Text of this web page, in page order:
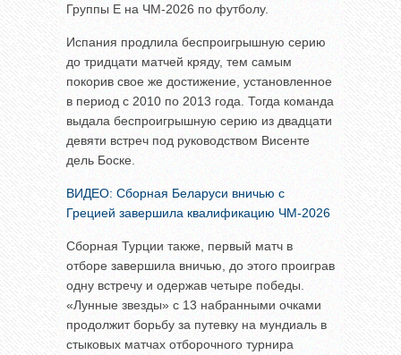
Группы E на ЧМ-2026 по футболу.
Испания продлила беспроигрышную серию
до тридцати матчей кряду, тем самым
покорив свое же достижение, установленное
в период с 2010 по 2013 года. Тогда команда
выдала беспроигрышную серию из двадцати
девяти встреч под руководством Висенте
дель Боске.
ВИДЕО: Сборная Беларуси вничью с
Грецией завершила квалификацию ЧМ-2026
Сборная Турции также, первый матч в
отборе завершила вничью, до этого проиграв
одну встречу и одержав четыре победы.
«Лунные звезды» с 13 набранными очками
продолжит борьбу за путевку на мундиаль в
стыковых матчах отборочного турнира